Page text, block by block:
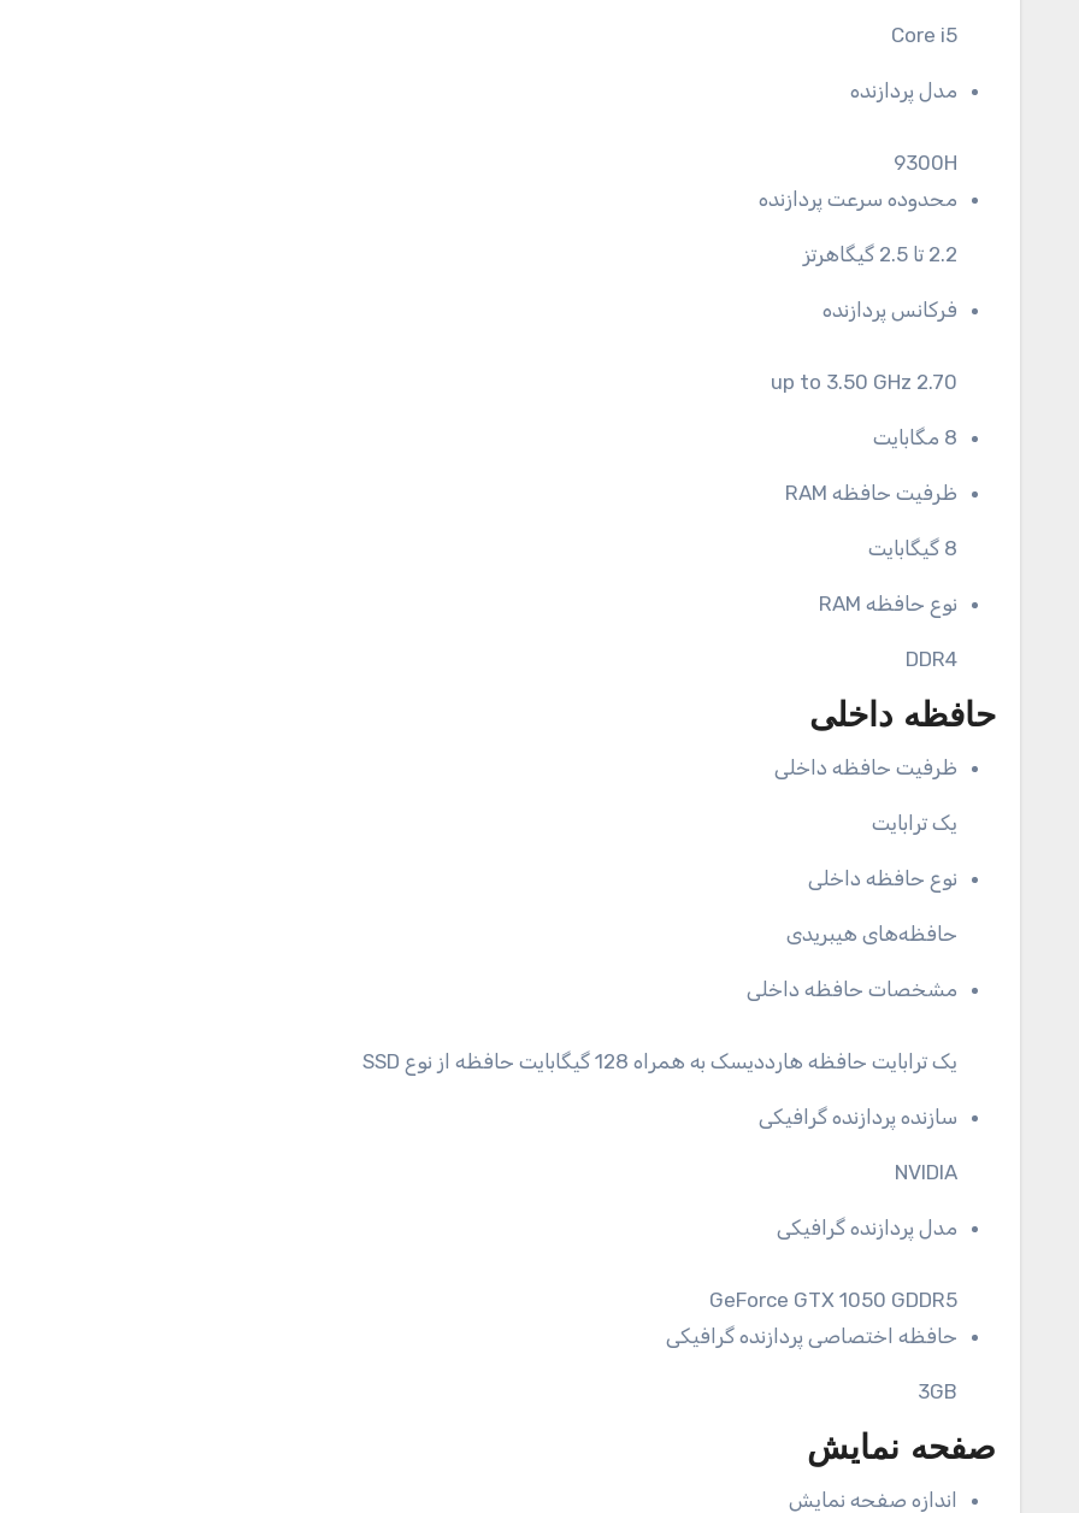
Core i5
مدل پردازنده
9300H
محدوده سرعت پردازنده
2.2 تا 2.5 گیگاهرتز
فرکانس پردازنده
2.70 up to 3.50 GHz
8 مگابایت
ظرفیت حافظه RAM
8 گیگابایت
نوع حافظه RAM
DDR4
حافظه داخلی
ظرفیت حافظه داخلی
یک ترابایت
نوع حافظه داخلی
حافظه‌های هیبریدی
مشخصات حافظه داخلی
یک ترابایت حافظه هارددیسک به‌ همراه 128 گیگابایت حافظه از نوع SSD
سازنده پردازنده گرافیکی
NVIDIA
مدل پردازنده گرافیکی
GeForce GTX 1050 GDDR5
حافظه اختصاصی پردازنده گرافیکی
3GB
صفحه نمایش
اندازه صفحه نمایش